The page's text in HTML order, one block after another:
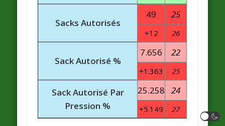
Sacks Autorisés
49 25
+12 26
Sack Autorisé %
7.656 22
+1.363 25
Sack Autorisé Par
Pression %
25.258 24
+5.149 27